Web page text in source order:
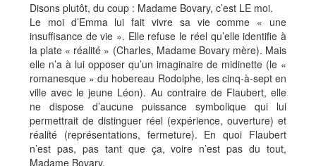
Disons plutôt, du coup : Madame Bovary, c’est LE moi.
Le moi d’Emma lui fait vivre sa vie comme « une
insuffisance de vie ». Elle refuse le réel qu’elle identifie à
la plate « réalité » (Charles, Madame Bovary mère). Mais
elle n’a à lui opposer qu’un imaginaire de midinette (le «
romanesque » du hobereau Rodolphe, les cinq-à-sept en
ville avec le jeune Léon). Au contraire de Flaubert, elle
ne dispose d’aucune puissance symbolique qui lui
permettrait de distinguer réel (expérience, ouverture) et
réalité (représentations, fermeture). En quoi Flaubert
n’est pas, pas tant que ça, voire n’est pas du tout,
Madame Bovary.